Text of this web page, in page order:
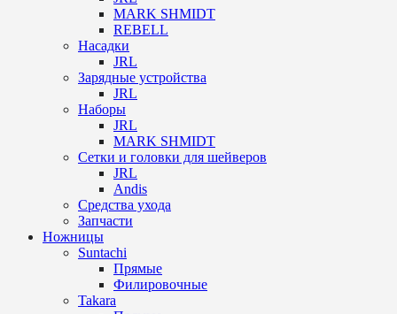
MARK SHMIDT
REBELL
Насадки
JRL
Зарядные устройства
JRL
Наборы
JRL
MARK SHMIDT
Сетки и головки для шейверов
JRL
Andis
Средства ухода
Запчасти
Ножницы
Suntachi
Прямые
Филировочные
Takara